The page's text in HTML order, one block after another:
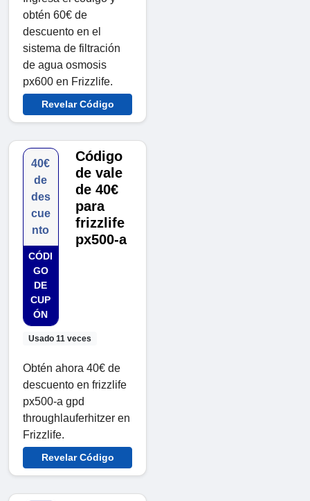
obtén 60€ de
descuento en el
sistema de filtración
de agua osmosis
px600 en Frizzlife.
Revelar Código
40€
de
des
cue
nto
CÓDI
GO
DE
CUP
ÓN
Usado 11 veces
Código
de vale
de 40€
para
frizzlife
px500-a
Obtén ahora 40€ de
descuento en frizzlife
px500-a gpd
throughlauferhitzer en
Frizzlife.
Revelar Código